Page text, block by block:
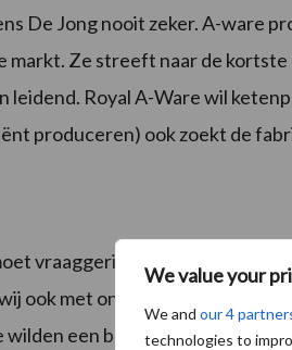
We value your
We and our 4
technologies to
De Jong nooit zeker. A-ware
markt. Ze streeft naar de
leidend. Royal A-Ware wil
produceren) ook zoekt de
vraaggericht werken in plaats
ook met onze nieuwe vestiging
een bepaalde capaciteit